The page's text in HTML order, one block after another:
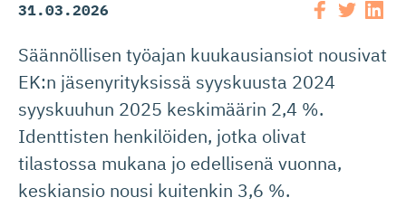
31.03.2026
Säännöllisen työajan kuukausiansiot nousivat
EK:n jäsenyrityksissä syyskuusta 2024
syyskuuhun 2025 keskimäärin 2,4 %.
Identtisten henkilöiden, jotka olivat
tilastossa mukana jo edellisenä vuonna,
keskiansio nousi kuitenkin 3,6 %.